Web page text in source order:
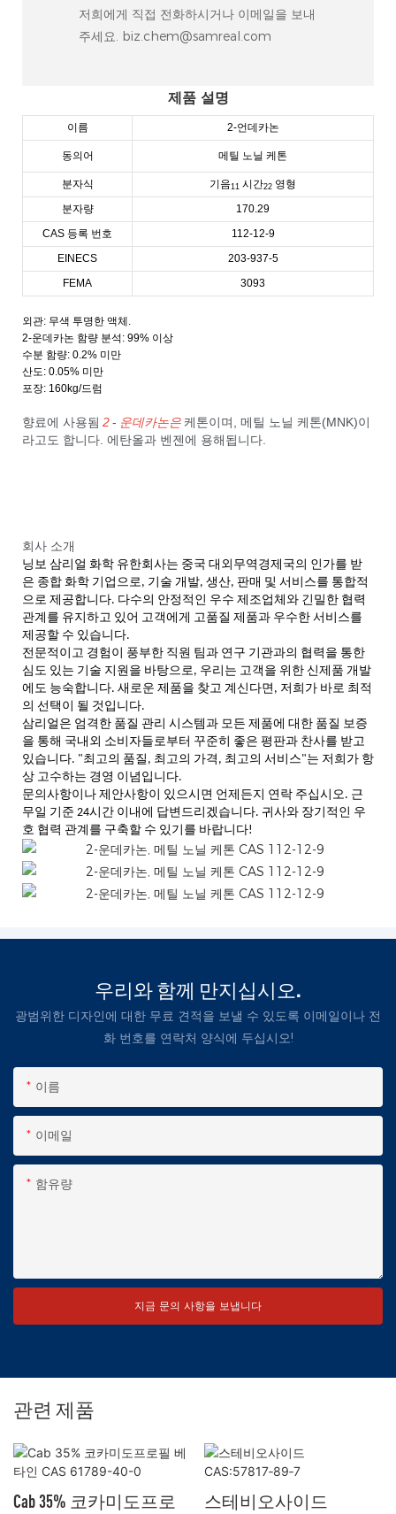
저희에게 직접 전화하시거나 이메일을 보내
주세요. biz.chem@samreal.com
제품 설명
이름 2-언데카논
동의어 메틸 노닐 케톤
분자식 기음11 시간22 영형
분자량
170.29
CAS 등록 번호
112-12-9
EINECS
203-937-5
FEMA
3093
외관: 무색 투명한 액체.
2-운데카논 함량 분석: 99% 이상
수분 함량: 0.2% 미만
산도: 0.05% 미만
포장: 160kg/드럼
향료에 사용됨 2- 운데카논은케톤이며, 메틸 노닐 케톤(MNK)이
라고도 합니다. 에탄올과 벤젠에 용해됩니다.
회사 소개
닝보 삼리얼 화학 유한회사는 중국 대외무역경제국의 인가를 받
은 종합 화학 기업으로, 기술 개발, 생산, 판매 및 서비스를 통합적
으로 제공합니다. 다수의 안정적인 우수 제조업체와 긴밀한 협력
관계를 유지하고 있어 고객에게 고품질 제품과 우수한 서비스를
제공할 수 있습니다.
전문적이고 경험이 풍부한 직원 팀과 연구 기관과의 협력을 통한
심도 있는 기술 지원을 바탕으로, 우리는 고객을 위한 신제품 개발
에도 능숙합니다. 새로운 제품을 찾고 계신다면, 저희가 바로 최적
의 선택이 될 것입니다.
삼리얼은 엄격한 품질 관리 시스템과 모든 제품에 대한 품질 보증
을 통해 국내외 소비자들로부터 꾸준히 좋은 평판과 찬사를 받고
있습니다. "최고의 품질, 최고의 가격, 최고의 서비스"는 저희가 항
상 고수하는 경영 이념입니다.
문의사항이나 제안사항이 있으시면 언제든지 연락 주십시오. 근
무일 기준 24시간 이내에 답변드리겠습니다. 귀사와 장기적인 우
호 협력 관계를 구축할 수 있기를 바랍니다!
우리와 함께 만지십시오.
광범위한 디자인에 대한 무료 견적을 보낼 수 있도록 이메일이나 전
화 번호를 연락처 양식에 두십시오!
이름
이메일
함유량
지금 문의 사항을 보냅니다
관련 제품
Cab 35% 코카미도프로 스테비오사이드